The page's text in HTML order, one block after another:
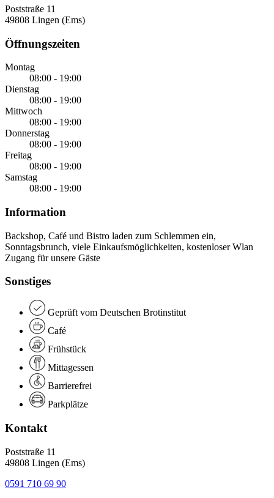
Poststraße 11
49808 Lingen (Ems)
Öffnungszeiten
Montag
08:00 - 19:00
Dienstag
08:00 - 19:00
Mittwoch
08:00 - 19:00
Donnerstag
08:00 - 19:00
Freitag
08:00 - 19:00
Samstag
08:00 - 19:00
Information
Backshop, Café und Bistro laden zum Schlemmen ein,
Sonntagsbrunch, viele Einkaufsmöglichkeiten, kostenloser Wlan
Zugang für unsere Gäste
Sonstiges
Geprüft vom Deutschen Brotinstitut
Café
Frühstück
Mittagessen
Barrierefrei
Parkplätze
Kontakt
Poststraße 11
49808 Lingen (Ems)
0591 710 69 90